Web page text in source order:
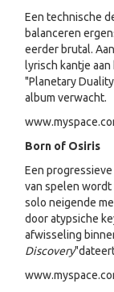
Een technische
balanceren
eerder brutal.
lyrisch kantje
"Planetary
album verwacht.
Born of Osiris
Een
van spelen
solo neigende
door atypsiche
afwisseling
Discovery"